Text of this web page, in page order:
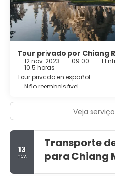
Tour privado por Chiang
12 nov. 2023 09:00 1
10.5 horas
Tour privado en español
Não reembolsável
Veja
13
nov.
Transporte
para Chiang